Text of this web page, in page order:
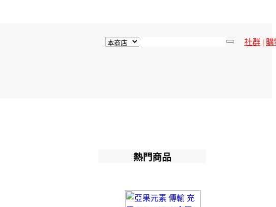
社群 | 購
熱門商品